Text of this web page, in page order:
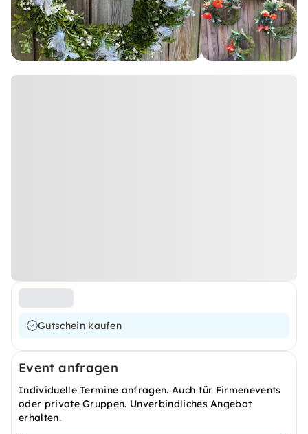
Gutschein kaufen
Event anfragen
Individuelle Termine anfragen. Auch für Firmenevents
oder private Gruppen. Unverbindliches Angebot
erhalten.